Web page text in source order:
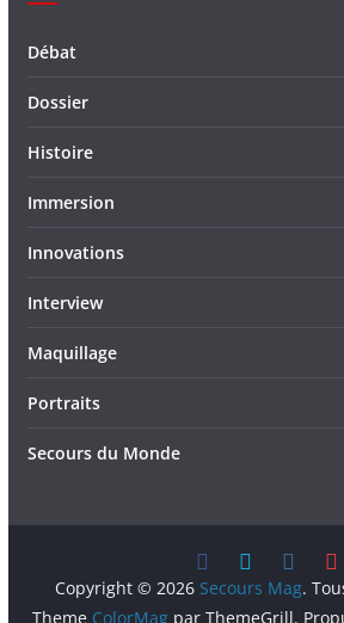
Débat
Dossier
Histoire
Immersion
Innovations
Interview
Maquillage
Portraits
Secours du Monde
Copyright © 2026 Secours Mag.
Theme ColorMag par ThemeGrill.